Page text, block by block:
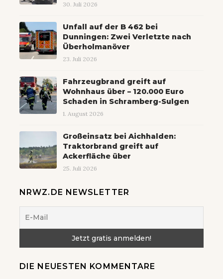
30. Juli 2026
Unfall auf der B 462 bei
Dunningen: Zwei Verletzte nach
Überholmanöver
23. Juli 2026
Fahrzeugbrand greift auf
Wohnhaus über – 120.000 Euro
Schaden in Schramberg-Sulgen
1. August 2026
Großeinsatz bei Aichhalden:
Traktorbrand greift auf
Ackerfläche über
25. Juli 2026
NRWZ.DE NEWSLETTER
DIE NEUESTEN KOMMENTARE